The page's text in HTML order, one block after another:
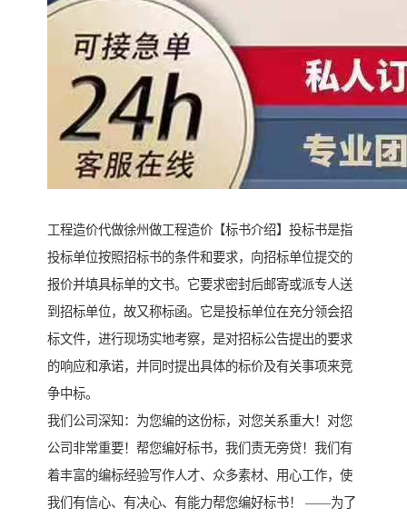
工程造价代做徐州做工程造价【标书介绍】投标书是指
投标单位按照招标书的条件和要求，向招标单位提交的
报价并填具标单的文书。它要求密封后邮寄或派专人送
到招标单位，故又称标函。它是投标单位在充分领会招
标文件，进行现场实地考察，是对招标公告提出的要求
的响应和承诺，并同时提出具体的标价及有关事项来竞
争中标。
我们公司深知：为您编的这份标，对您关系重大！对您
公司非常重要！帮您编好标书，我们责无旁贷！我们有
着丰富的编标经验写作人才、众多素材、用心工作，使
我们有信心、有决心、有能力帮您编好标书！ ——为了